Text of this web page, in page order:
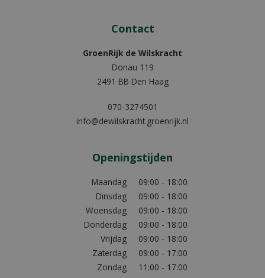
Contact
GroenRijk de Wilskracht
Donau 119
2491 BB Den Haag
070-3274501
info@dewilskracht.groenrijk.nl
Openingstijden
Maandag
09:00 - 18:00
Dinsdag
09:00 - 18:00
Woensdag
09:00 - 18:00
Donderdag
09:00 - 18:00
Vrijdag
09:00 - 18:00
Zaterdag
09:00 - 17:00
Zondag
11:00 - 17:00